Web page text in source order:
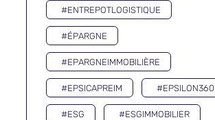
#ENTREPOTLOGISTIQUE
#ÉPARGNE
#EPARGNEIMMOBILIÈRE
#EPSICAPREIM #EPSILON360
#ESG #ESGIMMOBILIER